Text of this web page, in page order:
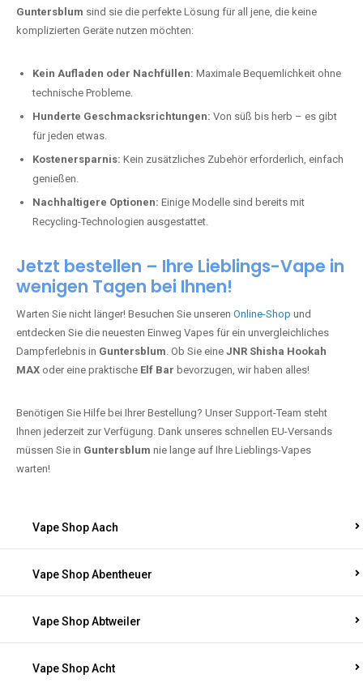
Guntersblum sind sie die perfekte Lösung für all jene, die keine
komplizierten Geräte nutzen möchten:
Kein Aufladen oder Nachfüllen: Maximale Bequemlichkeit ohne
technische Probleme.
Hunderte Geschmacksrichtungen: Von süß bis herb – es gibt
für jeden etwas.
Kostenersparnis: Kein zusätzliches Zubehör erforderlich, einfach
genießen.
Nachhaltigere Optionen: Einige Modelle sind bereits mit
Recycling-Technologien ausgestattet.
Jetzt bestellen – Ihre Lieblings-Vape in
wenigen Tagen bei Ihnen!
Warten Sie nicht länger! Besuchen Sie unseren Online-Shop und
entdecken Sie die neuesten Einweg Vapes für ein unvergleichliches
Dampferlebnis in Guntersblum. Ob Sie eine JNR Shisha Hookah
MAX oder eine praktische Elf Bar bevorzugen, wir haben alles!
Benötigen Sie Hilfe bei Ihrer Bestellung? Unser Support-Team steht
Ihnen jederzeit zur Verfügung. Dank unseres schnellen EU-Versands
müssen Sie in Guntersblum nie lange auf Ihre Lieblings-Vapes
warten!
Vape Shop Aach
Vape Shop Abentheuer
Vape Shop Abtweiler
Vape Shop Acht